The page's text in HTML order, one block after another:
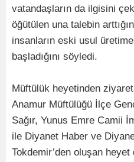
vatandaşların da ilgisini
öğütülen una talebin
insanların eski usul
başladığını söyledi.
Müftülük heyetinden ziyaret
Anamur Müftülüğü İlçe
Sağır, Yunus Emre Camii
ile Diyanet Haber ve
Tokdemir’den oluşan heyet